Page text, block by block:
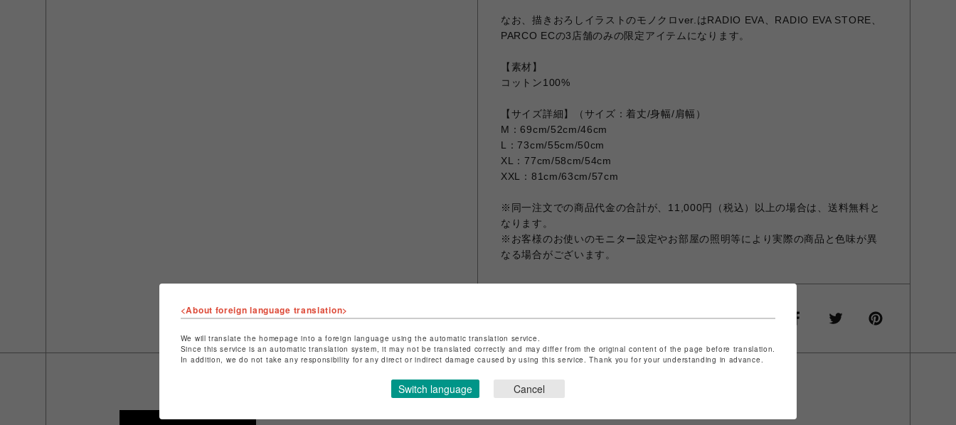
なお、描きおろしイラストのモノクロver.はRADIO EVA、RADIO EVA STORE、
PARCO ECの3店舗のみの限定アイテムになります。
【素材】
コットン100%
【サイズ詳細】（サイズ：着丈/身幅/肩幅）
M：69cm/52cm/46cm
L：73cm/55cm/50cm
XL：77cm/58cm/54cm
XXL：81cm/63cm/57cm
※同一注文での商品代金の合計が、11,000円（税込）以上の場合は、送料無料と
なります。
※お客様のお使いのモニター設定やお部屋の照明等により実際の商品と色味が異
なる場合がございます。
シェアする
<About foreign language translation>
We will translate the homepage into a foreign language using the automatic translation service.
Since this service is an automatic translation system, it may not be translated correctly and may differ from the original content of the page before translation.
In addition, we do not take any responsibility for any direct or indirect damage caused by using this service. Thank you for your understanding in advance.
Switch language Cancel